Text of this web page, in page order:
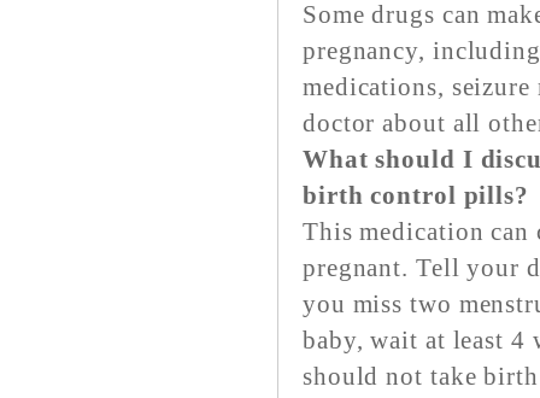
Some drugs can
pregnancy,
medications,
doctor about all
What should I
birth control pills?
This medication can
pregnant. Tell your
you miss two
baby, wait at least
should not take